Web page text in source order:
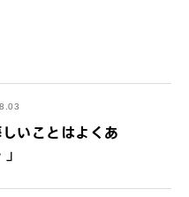
いことはよくあ